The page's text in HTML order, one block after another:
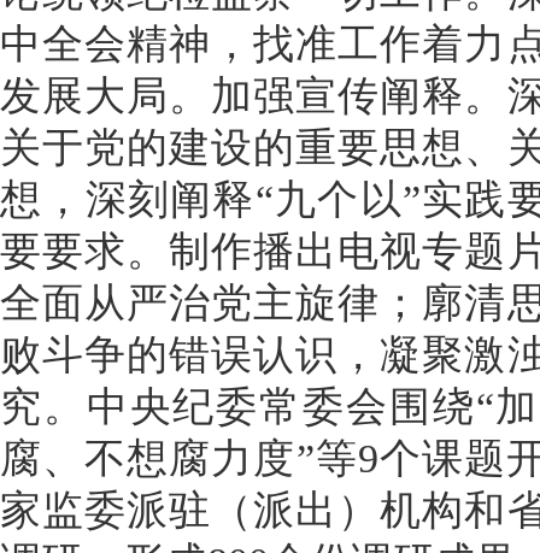
中全会精神，找准工作着力
发展大局。加强宣传阐释。
关于党的建设的重要思想、
想，深刻阐释“九个以”实践
要要求。制作播出电视专题
全面从严治党主旋律；廓清
败斗争的错误认识，凝聚激
究。中央纪委常委会围绕“
腐、不想腐力度”等9个课题
家监委派驻（派出）机构和